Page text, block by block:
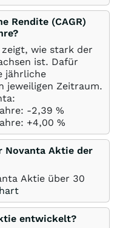
Rendite (CAGR)
wie stark der
ist. Dafür
jährliche
jeweiligen Zeitraum.
-2,39 %
+4,00 %
Novanta Aktie der
Aktie über 30
entwickelt?